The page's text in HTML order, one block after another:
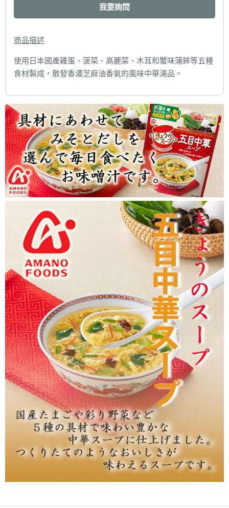
我要詢問
商品描述
使用日本國產雞蛋、菠菜、高麗菜、木耳和蟹味蒲鉾等五種
食材製成，散發香濃芝麻油香氣的風味中華湯品。